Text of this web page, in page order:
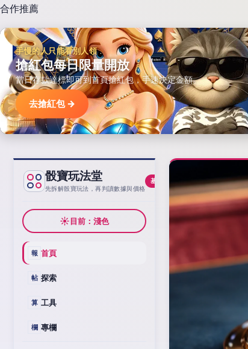
合作推薦
手慢的人只能看別人領
搶紅包每日限量開放
當日存款達標即可到首頁搶紅包，手速決定金額。
去搶紅包 →
骰寶玩法堂
先拆解骰寶玩法，再判讀數據與價格
基線
☀目前：淺色
報 首頁
帖 探索
算 工具
欄 專欄